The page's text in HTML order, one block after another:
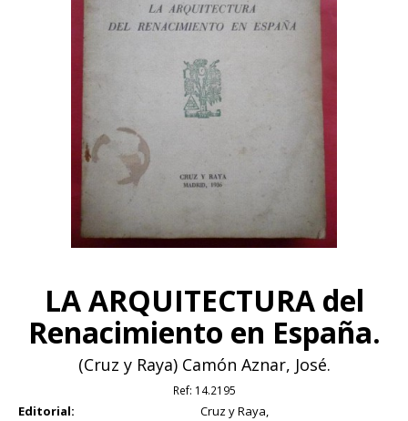
LA ARQUITECTURA del
Renacimiento en España.
(Cruz y Raya) Camón Aznar, José.
Ref: 14.2195
Editorial:
Cruz y Raya,